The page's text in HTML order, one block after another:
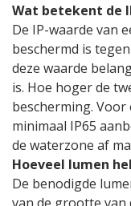
Wat betekent de
De IP-waarde van
beschermd is
deze waarde
is. Hoe hoger de
bescherming. Voor
minimaal IP65
de waterzone af
Hoeveel lumen
De benodigde